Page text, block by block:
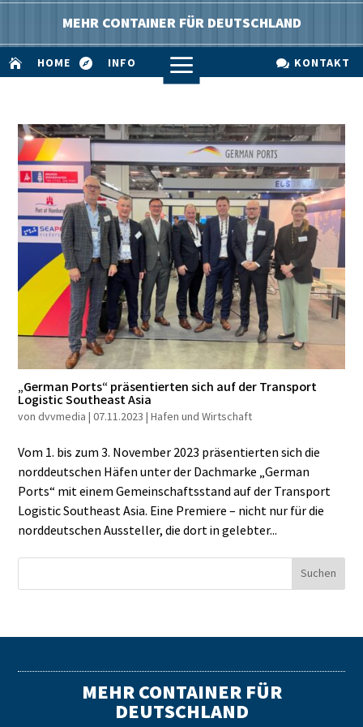
MEHR CONTAINER FÜR DEUTSCHLAND
 HOME  INFO a  KONTAKT
„German Ports“ präsentierten sich auf der Transport
Logistic Southeast Asia
von dvvmedia |07.11.2023 |Hafen und Wirtschaft
Vom 1. bis zum 3. November 2023 präsentierten sich die
norddeutschen Häfen unter der Dachmarke „German
Ports“ mit einem Gemeinschaftsstand auf der Transport
Logistic Southeast Asia. Eine Premiere – nicht nur für die
norddeutschen Aussteller, die dort in gelebter...
MEHR CONTAINER FÜR
DEUTSCHLAND